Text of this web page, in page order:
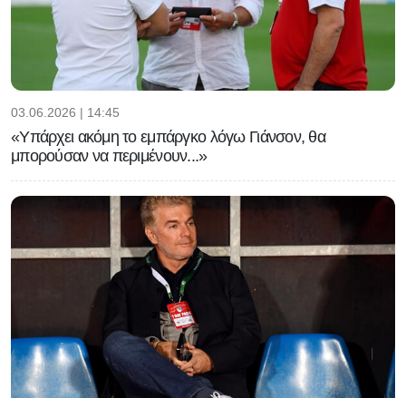
03.06.2026 | 14:45
«Υπάρχει ακόμη το εμπάργκο λόγω Γιάνσον, θα
μπορούσαν να περιμένουν...»